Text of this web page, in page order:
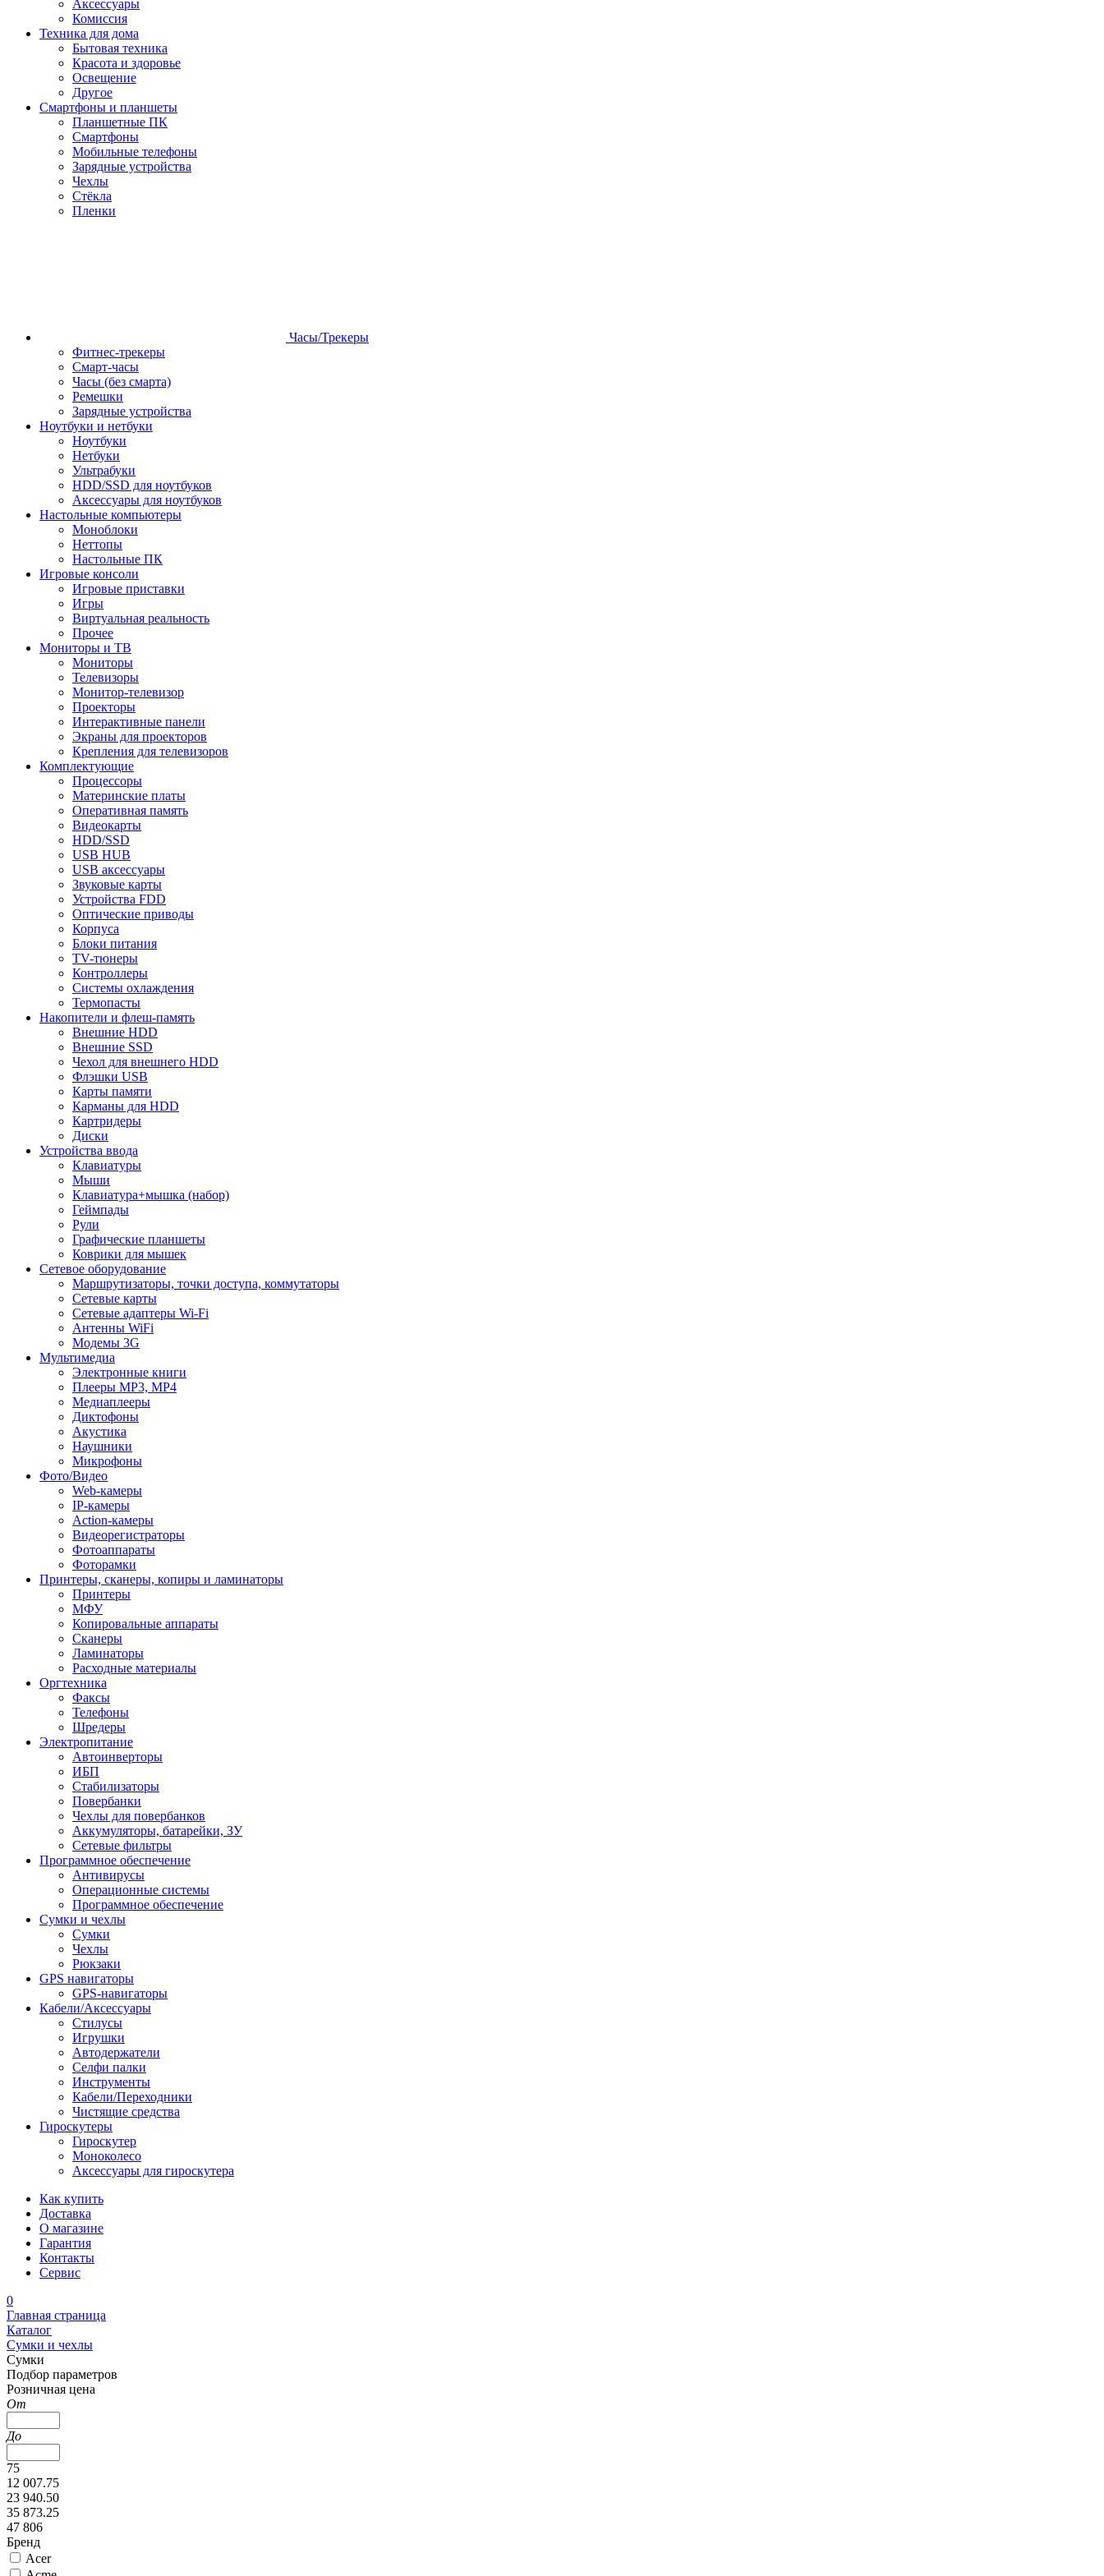
Аксессуары
Комиссия
Техника для дома
Бытовая техника
Красота и здоровье
Освещение
Другое
Смартфоны и планшеты
Планшетные ПК
Смартфоны
Мобильные телефоны
Зарядные устройства
Чехлы
Стёкла
Пленки
Часы/Трекеры
Фитнес-трекеры
Смарт-часы
Часы (без смарта)
Ремешки
Зарядные устройства
Ноутбуки и нетбуки
Ноутбуки
Нетбуки
Ультрабуки
HDD/SSD для ноутбуков
Аксессуары для ноутбуков
Настольные компьютеры
Моноблоки
Неттопы
Настольные ПК
Игровые консоли
Игровые приставки
Игры
Виртуальная реальность
Прочее
Мониторы и ТВ
Мониторы
Телевизоры
Монитор-телевизор
Проекторы
Интерактивные панели
Экраны для проекторов
Крепления для телевизоров
Комплектующие
Процессоры
Материнские платы
Оперативная память
Видеокарты
HDD/SSD
USB HUB
USB аксессуары
Звуковые карты
Устройства FDD
Оптические приводы
Корпуса
Блоки питания
TV-тюнеры
Контроллеры
Системы охлаждения
Термопасты
Накопители и флеш-память
Внешние HDD
Внешние SSD
Чехол для внешнего HDD
Флэшки USB
Карты памяти
Карманы для HDD
Картридеры
Диски
Устройства ввода
Клавиатуры
Мыши
Клавиатура+мышка (набор)
Геймпады
Рули
Графические планшеты
Коврики для мышек
Сетевое оборудование
Маршрутизаторы, точки доступа, коммутаторы
Сетевые карты
Сетевые адаптеры Wi-Fi
Антенны WiFi
Модемы 3G
Мультимедиа
Электронные книги
Плееры MP3, MP4
Медиаплееры
Диктофоны
Акустика
Наушники
Микрофоны
Фото/Видео
Web-камеры
IP-камеры
Action-камеры
Видеорегистраторы
Фотоаппараты
Фоторамки
Принтеры, сканеры, копиры и ламинаторы
Принтеры
МФУ
Копировальные аппараты
Сканеры
Ламинаторы
Расходные материалы
Оргтехника
Факсы
Телефоны
Шредеры
Электропитание
Автоинверторы
ИБП
Стабилизаторы
Повербанки
Чехлы для повербанков
Аккумуляторы, батарейки, ЗУ
Сетевые фильтры
Программное обеспечение
Антивирусы
Операционные системы
Программное обеспечение
Сумки и чехлы
Сумки
Чехлы
Рюкзаки
GPS навигаторы
GPS-навигаторы
Кабели/Аксессуары
Стилусы
Игрушки
Автодержатели
Селфи палки
Инструменты
Кабели/Переходники
Чистящие средства
Гироскутеры
Гироскутер
Моноколесо
Аксессуары для гироскутера
Как купить
Доставка
О магазине
Гарантия
Контакты
Сервис
0
Главная страница
Каталог
Сумки и чехлы
Сумки
Подбор параметров
Розничная цена
От
До
75
12 007.75
23 940.50
35 873.25
47 806
Бренд
Acer